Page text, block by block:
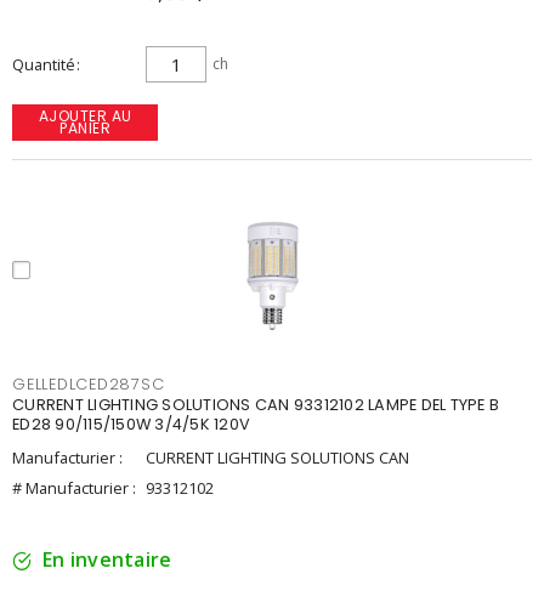
Quantité ch
AJOUTER AU
PANIER
GELLEDLCED287SC
CURRENT LIGHTING SOLUTIONS CAN 93312102 LAMPE DEL TYPE B
ED28 90/115/150W 3/4/5K 120V
Manufacturier :
CURRENT LIGHTING SOLUTIONS CAN
# Manufacturier : 93312102
En inventaire